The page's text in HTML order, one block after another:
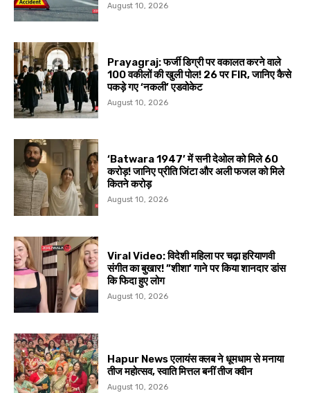
August 10, 2026
Prayagraj: फर्जी डिग्री पर वकालत करने वाले
100 वकीलों की खुली पोल! 26 पर FIR, जानिए कैसे
पकड़े गए ‘नकली’ एडवोकेट
August 10, 2026
‘Batwara 1947’ में सनी देओल को मिले ₹60
करोड़! जानिए प्रीति जिंटा और अली फजल को मिले
कितने करोड़
August 10, 2026
Viral Video: विदेशी महिला पर चढ़ा हरियाणवी
संगीत का बुखार! ”शीशा’ गाने पर किया शानदार डांस
कि फिदा हुए लोग
August 10, 2026
Hapur News एलायंस क्लब ने धूमधाम से मनाया
तीज महोत्सव, स्वाति मित्तल बनीं तीज क्वीन
August 10, 2026